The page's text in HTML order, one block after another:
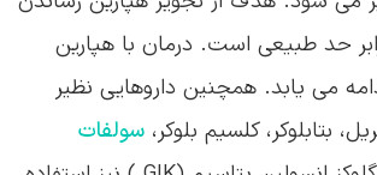
، و ترکیب گلوکز انسولین پتاسیم (GIK ) نیز استفاده
کننده لخته استرپتوکیناز می باشد که
در مراحل اولیه MI کاربرد دارد. هدف از تجویز این دارو،